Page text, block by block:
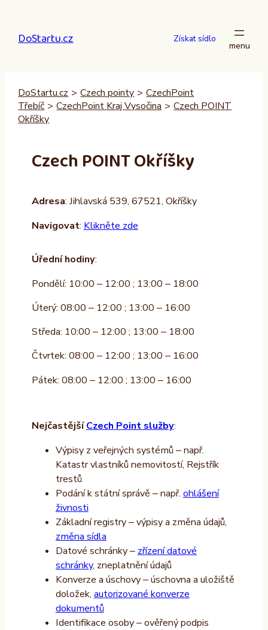
obsah
DoStartu.cz Získat sídlo
DoStartu.cz > Czech pointy > CzechPoint
Třebíč > CzechPoint Kraj Vysočina > Czech POINT
Okříšky
Czech POINT Okříšky
Adresa: Jihlavská 539, 67521, Okříšky
Navigovat: Klikněte zde
Úřední hodiny:
Pondělí: 10:00 – 12:00 ; 13:00 – 18:00
Úterý: 08:00 – 12:00 ; 13:00 – 16:00
Středa: 10:00 – 12:00 ; 13:00 – 18:00
Čtvrtek: 08:00 – 12:00 ; 13:00 – 16:00
Pátek: 08:00 – 12:00 ; 13:00 – 16:00
NejčastějšíCzech Point služby:
Výpisy z veřejných systémů – např.
Katastr vlastníků nemovitostí, Rejstřík
trestů
Podání k státní správě – např. ohlášení
živnosti
Základní registry – výpisy a změna údajů,
změna sídla
Datové schránky – zřízení datové
schránky, zneplatnění údajů
Konverze a úschovy – úschovna a uložiště
doložek, autorizované konverze
dokumentů
Identifikace osoby – ověřený podpis